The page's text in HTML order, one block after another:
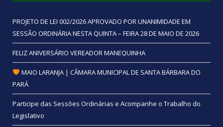
PROJETO DE LEI 002/2026 APROVADO POR UNANIMIDADE EM
SESSÃO ORDINÁRIA NESTA QUINTA – FEIRA 28 DE MAIO DE 2026
FELIZ ANIVERSÁRIO VEREADOR MANEQUINHA
MAIO LARANJA | CÂMARA MUNICIPAL DE SANTA BÁRBARA DO
PARÁ
Participe das Sessões Ordinárias e Acompanhe o Trabalho do
Legislativo